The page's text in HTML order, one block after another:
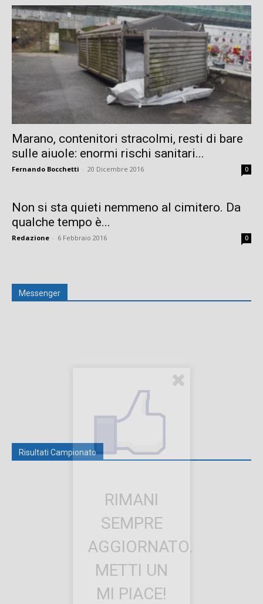
Marano, contenitori stracolmi, resti di bare
sulle aiuole: enormi rischi sanitari...
Fernando Bocchetti - 20 Dicembre 2016 0
Non si sta quieti nemmeno al cimitero. Da
qualche tempo è...
Redazione - 6 Febbraio 2016 0
Messenger
Risultati Campionato
RIMANI
SEMPRE
AGGIORNATO.
METTI UN
MI PIACE!